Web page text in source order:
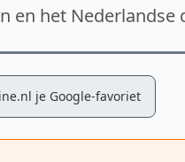
en het Nederlandse
je Google-favoriet